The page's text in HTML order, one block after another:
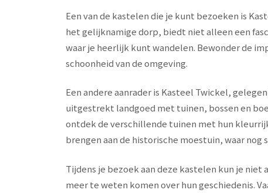
Een van de kastelen die je kunt bezoeken is
het gelijknamige dorp, biedt niet alleen een
waar je heerlijk kunt wandelen. Bewonder de
schoonheid van de omgeving.
Een andere aanrader is Kasteel Twickel,
uitgestrekt landgoed met tuinen, bossen en
ontdek de verschillende tuinen met hun
brengen aan de historische moestuin, waar
Tijdens je bezoek aan deze kastelen kun je
meer te weten komen over hun geschiedenis.